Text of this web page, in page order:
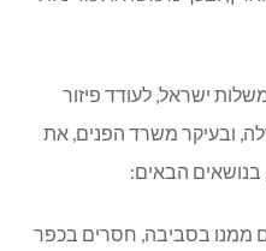
ישראל, לעודד פיזור
ובעיקר משרד הפנים, את
ממנו בסביבה, חסרים בכפר